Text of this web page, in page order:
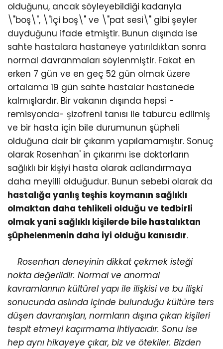
olduğunu, ancak söyleyebildiği kadarıyla
\"boş\", \"içi boş\" ve \"pat sesi\" gibi şeyler
duyduğunu ifade etmiştir. Bunun dışında ise
sahte hastalara hastaneye yatırıldıktan sonra
normal davranmaları söylenmiştir. Fakat en
erken 7 gün ve en geç 52 gün olmak üzere
ortalama 19 gün sahte hastalar hastanede
kalmışlardır. Bir vakanın dışında hepsi -
remisyonda- şizofreni tanısı ile taburcu edilmiş
ve bir hasta için bile durumunun şüpheli
olduğuna dair bir çıkarım yapılamamıştır. Sonuç
olarak Rosenhan' in çıkarımı ise doktorların
sağlıklı bir kişiyi hasta olarak adlandırmaya
daha meyilli olduğudur. Bunun sebebi olarak da
hastalığa yanlış teşhis koymanın sağlıklı
olmaktan daha tehlikeli olduğu ve tedbirli
olmak yani sağlıklı kişilerde bile hastalıktan
şüphelenmenin daha iyi olduğu kanısıdır.
Rosenhan deneyinin dikkat çekmek isteği
nokta değerlidir. Normal ve anormal
kavramlarının kültürel yapı ile ilişkisi ve bu ilişki
sonucunda aslında içinde bulunduğu kültüre ters
düşen davranışları, normların dışına çıkan kişileri
tespit etmeyi kaçırmama ihtiyacıdır. Sonu ise
hep aynı hikayeye çıkar, biz ve ötekiler. Bizden